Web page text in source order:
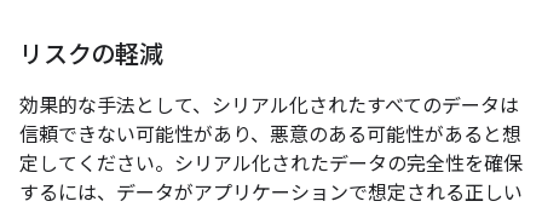
リスクの軽減
効果的な手法として、シリアル化されたすべてのデータは
信頼できない可能性があり、悪意のある可能性があると想
定してください。シリアル化されたデータの完全性を確保
するには、データがアプリケーションで想定される正しい